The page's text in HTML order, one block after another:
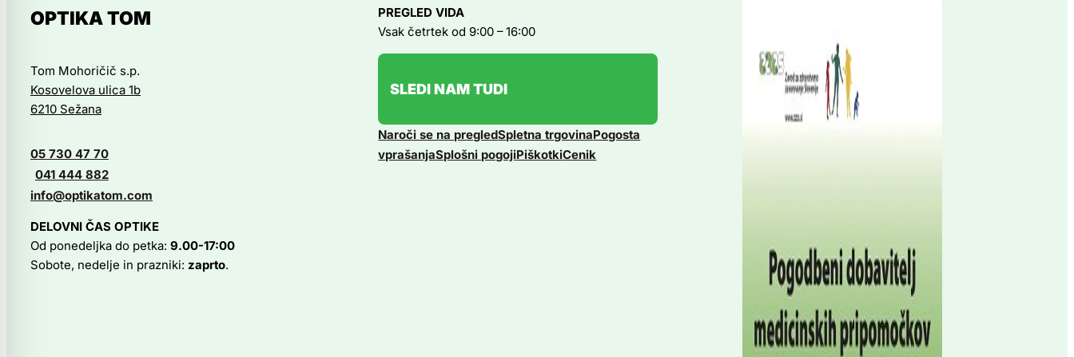
OPTIKA TOM
Tom Mohoričič s.p.
Kosovelova ulica 1b
6210 Sežana
05 730 47 70
041 444 882
info@optikatom.com
DELOVNI ČAS OPTIKE
Od ponedeljka do petka: 9.00-17:00
Sobote, nedelje in prazniki: zaprto.
PREGLED VIDA
Vsak četrtek od 9:00 – 16:00
SLEDI NAM TUDI
Naroči se na pregledSpletna trgovinaPogosta
vprašanjaSplošni pogojiPiškotkiCenik